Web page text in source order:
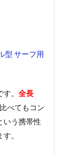
型 サーフ用
。 全長
べてもコン
いう携帯性
。